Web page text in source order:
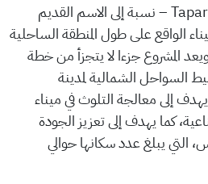
يسعى مشروع ’تبرورة‘ (Taparura – نسبة إلى الاسم القديم
الواقع على طول المنطقة الساحلية
المشروع جزءا لا يتجزأ من خطة
السواحل الشمالية لمدينة
إلى معالجة التلوث في ميناء
كما يهدف إلى تعزيز الجودة
التي يبلغ عدد سكانها حوالي